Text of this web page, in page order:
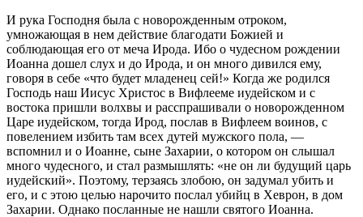
И рука Господня была с новорожденным отроком,
умножающая в нем действие благодати Божией и
соблюдающая его от меча Ирода. Ибо о чудесном рождении
Иоанна дошел слух и до Ирода, и он много дивился ему,
говоря в себе «что будет младенец сей!» Когда же родился
Господь наш Иисус Христос в Вифлееме иудейском и с
востока пришли волхвы и расспрашивали о новорожденном
Царе иудейском, тогда Ирод, послав в Вифлеем воинов, с
повелением избить там всех дутей мужского пола, —
вспомнил и о Иоанне, сыне Захарии, о котором он слышал
много чудесного, и стал размышлять: «не он ли будущий царь
иудейский». Поэтому, терзаясь злобою, он задумал убить и
его, и с этою целью нарочито послал убийц в Хеврон, в дом
Захарии. Однако посланные не нашли святого Иоанна.